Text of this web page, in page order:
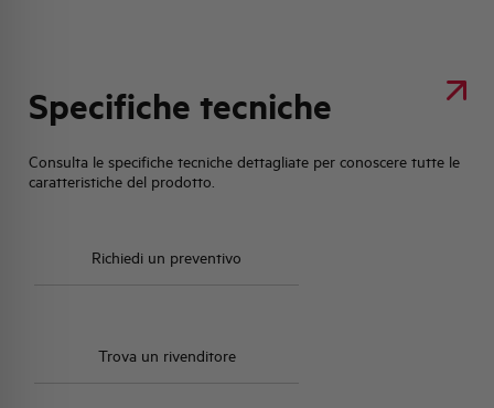
Specifiche tecniche
Consulta le specifiche tecniche dettagliate per conoscere tutte le
caratteristiche del prodotto.
Richiedi un preventivo
Trova un rivenditore